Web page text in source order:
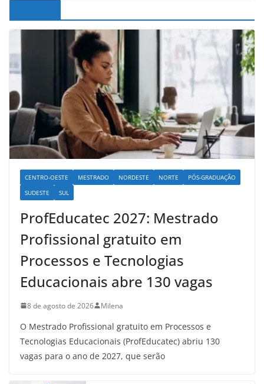
CENTRO-OESTE MESTRADO NORDESTE NORTE
PÓS-GRADUAÇÃO
SUDESTE
SUL
ProfEducatec 2027: Mestrado
Profissional gratuito em
Processos e Tecnologias
Educacionais abre 130 vagas
8 de agosto de 2026 Milena
O Mestrado Profissional gratuito em Processos e
Tecnologias Educacionais (ProfEducatec) abriu 130
vagas para o ano de 2027, que serão